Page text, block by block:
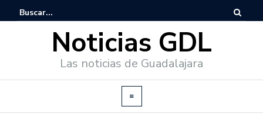
Noticias GDL
Las noticias de Guadalajara